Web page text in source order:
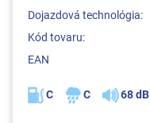
Dojazdová technológia:
Kód tovaru:
EAN
C C 68 dB